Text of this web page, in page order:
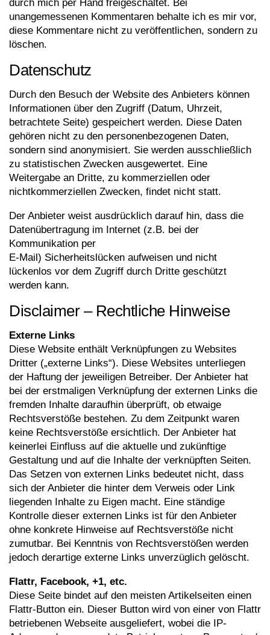
durch mich per Hand freigeschaltet. Bei
unangemessenen Kommentaren behalte ich es mir vor,
diese Kommentare nicht zu veröffentlichen, sondern zu
löschen.
Datenschutz
Durch den Besuch der Website des Anbieters können
Informationen über den Zugriff (Datum, Uhrzeit,
betrachtete Seite) gespeichert werden. Diese Daten
gehören nicht zu den personenbezogenen Daten,
sondern sind anonymisiert. Sie werden ausschließlich
zu statistischen Zwecken ausgewertet. Eine
Weitergabe an Dritte, zu kommerziellen oder
nichtkommerziellen Zwecken, findet nicht statt.
Der Anbieter weist ausdrücklich darauf hin, dass die
Datenübertragung im Internet (z.B. bei der
Kommunikation per
E-Mail) Sicherheitslücken aufweisen und nicht
lückenlos vor dem Zugriff durch Dritte geschützt
werden kann.
Disclaimer – Rechtliche Hinweise
Externe Links
Diese Website enthält Verknüpfungen zu Websites
Dritter („externe Links“). Diese Websites unterliegen
der Haftung der jeweiligen Betreiber. Der Anbieter hat
bei der erstmaligen Verknüpfung der externen Links die
fremden Inhalte daraufhin überprüft, ob etwaige
Rechtsverstöße bestehen. Zu dem Zeitpunkt waren
keine Rechtsverstöße ersichtlich. Der Anbieter hat
keinerlei Einfluss auf die aktuelle und zukünftige
Gestaltung und auf die Inhalte der verknüpften Seiten.
Das Setzen von externen Links bedeutet nicht, dass
sich der Anbieter die hinter dem Verweis oder Link
liegenden Inhalte zu Eigen macht. Eine ständige
Kontrolle dieser externen Links ist für den Anbieter
ohne konkrete Hinweise auf Rechtsverstöße nicht
zumutbar. Bei Kenntnis von Rechtsverstößen werden
jedoch derartige externe Links unverzüglich gelöscht.
Flattr, Facebook, +1, etc.
Diese Seite bindet auf den meisten Artikelseiten einen
Flattr-Button ein. Dieser Button wird von einer von Flattr
betriebenen Webseite ausgeliefert, wobei die IP-